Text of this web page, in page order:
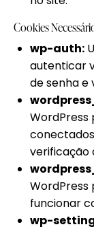
Cookies
wp-auth:
autenticar
de senha e
verificação
WordPress
funcionar
wp-